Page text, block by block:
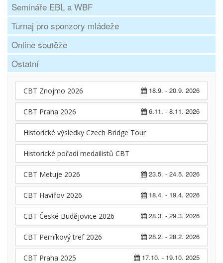
Semináře EBL a WBF
Turnaj pro sponzory mládeže
Online soutěže
Ostatní
18.9. - 20.9. 2026
CBT Znojmo 2026
6.11. - 8.11. 2026
CBT Praha 2026
Historické výsledky Czech Bridge Tour
Historické pořadí medailistů CBT
23.5. - 24.5. 2026
CBT Metuje 2026
18.4. - 19.4. 2026
CBT Havířov 2026
28.3. - 29.3. 2026
CBT České Budějovice 2026
28.2. - 28.2. 2026
CBT Perníkový tref 2026
17.10. - 19.10. 2025
CBT Praha 2025